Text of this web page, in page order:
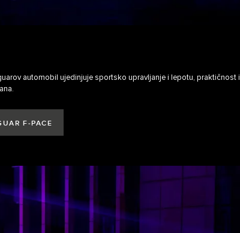
automobil ujedinjuje sportsko upravljanje i lepotu, praktičnost i
F‑PACE